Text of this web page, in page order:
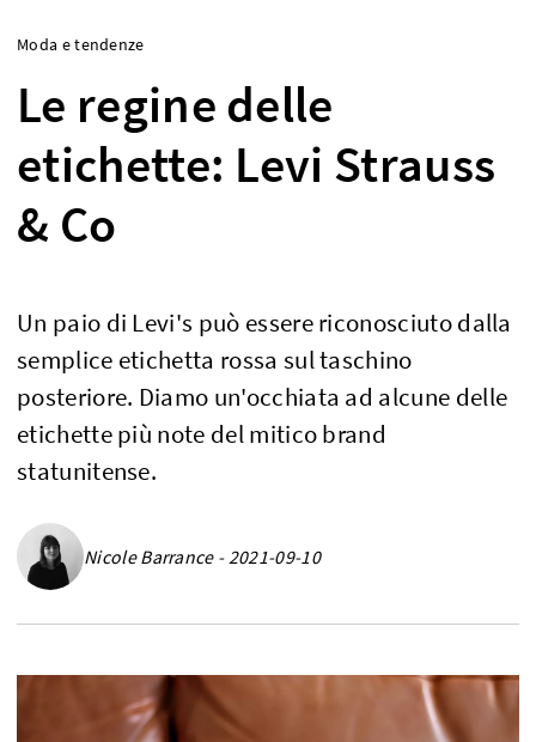
Moda e tendenze
Le regine delle
etichette: Levi Strauss
& Co
Un paio di Levi's può essere riconosciuto dalla
semplice etichetta rossa sul taschino
posteriore. Diamo un'occhiata ad alcune delle
etichette più note del mitico brand
statunitense.
Nicole Barrance - 2021-09-10